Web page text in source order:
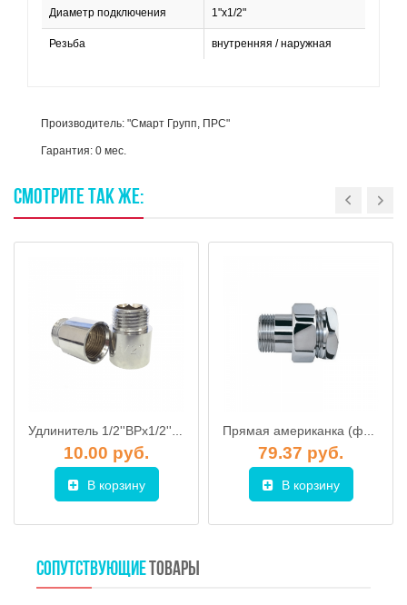
Диаметр подключения 1"х1/2"
Резьба внутренняя / наружная
Производитель: "Смарт Групп, ПРС"
Гарантия: 0 мес.
СМОТРИТЕ ТАКЖЕ:
Удлинитель 1/2''ВРx1/2''НР(L= 25мм), пара
10.00 руб.
В корзину
Прямая американка (фитинг) 1", пара
79.37 руб.
В корзину
СОПУТСТВУЮЩИЕ ТОВАРЫ